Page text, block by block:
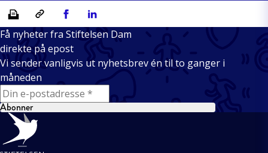
Skriv ut Kopiera länkDel på Facebook
Del på Linkedin
Få nyheter fra Stiftelsen Dam
direkte på epost
Vi sender vanligvis ut nyhetsbrev én til to ganger i
måneden
E-mail
Abonner
Bunntekst